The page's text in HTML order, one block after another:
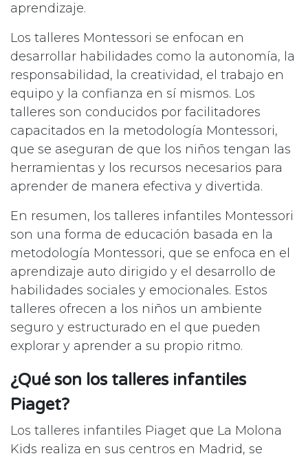
aprendizaje.
Los talleres Montessori se enfocan en
desarrollar habilidades como la autonomía, la
responsabilidad, la creatividad, el trabajo en
equipo y la confianza en sí mismos. Los
talleres son conducidos por facilitadores
capacitados en la metodología Montessori,
que se aseguran de que los niños tengan las
herramientas y los recursos necesarios para
aprender de manera efectiva y divertida.
En resumen, los talleres infantiles Montessori
son una forma de educación basada en la
metodología Montessori, que se enfoca en el
aprendizaje auto dirigido y el desarrollo de
habilidades sociales y emocionales. Estos
talleres ofrecen a los niños un ambiente
seguro y estructurado en el que pueden
explorar y aprender a su propio ritmo.
¿Qué son los talleres infantiles
Piaget?
Los talleres infantiles Piaget que La Molona
Kids realiza en sus centros en Madrid, se